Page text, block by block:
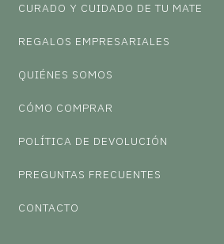
CURADO Y CUIDADO DE TU MATE
REGALOS EMPRESARIALES
QUIÉNES SOMOS
CÓMO COMPRAR
POLÍTICA DE DEVOLUCIÓN
PREGUNTAS FRECUENTES
CONTACTO